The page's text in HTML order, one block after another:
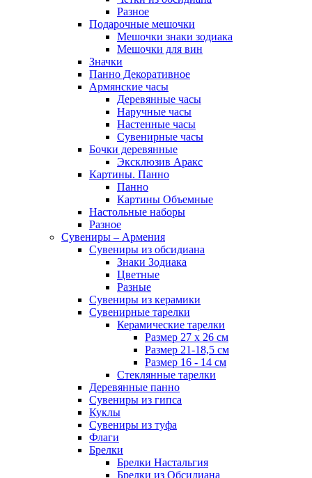
Разное
Подарочные мешочки
Мешочки знаки зодиака
Мешочки для вин
Значки
Панно Декоративное
Армянские часы
Деревянные часы
Наручные часы
Настенные часы
Сувенирные часы
Бочки деревянные
Эксклюзив Аракс
Картины. Панно
Панно
Картины Объемные
Настольные наборы
Разное
Сувениры – Армения
Сувениры из обсидиана
Знаки Зодиака
Цветные
Разные
Сувениры из керамики
Сувенирные тарелки
Керамические тарелки
Размер 27 х 26 см
Размер 21-18,5 см
Размер 16 - 14 см
Стеклянные тарелки
Деревянные панно
Сувениры из гипса
Куклы
Сувениры из туфа
Флаги
Брелки
Брелки Настальгия
Брелки из Обсидиана